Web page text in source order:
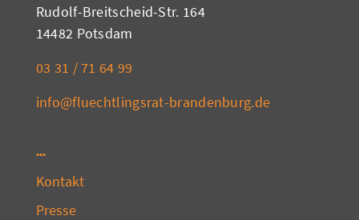
Rudolf-Breitscheid-Str. 164
14482 Potsdam
03 31 / 71 64 99
info@fluechtlingsrat-brandenburg.de
Kontakt
Presse